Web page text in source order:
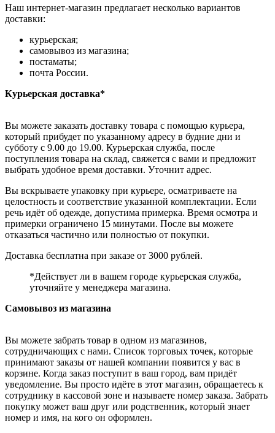
Наш интернет-магазин предлагает несколько вариантов
доставки:
курьерская;
самовывоз из магазина;
постаматы;
почта России.
Курьерская доставка*
Вы можете заказать доставку товара с помощью курьера,
который прибудет по указанному адресу в будние дни и
субботу с 9.00 до 19.00. Курьерская служба, после
поступления товара на склад, свяжется с вами и предложит
выбрать удобное время доставки. Уточнит адрес.
Вы вскрываете упаковку при курьере, осматриваете на
целостность и соответствие указанной комплектации. Если
речь идёт об одежде, допустима примерка. Время осмотра и
примерки ограничено 15 минутами. После вы можете
отказаться частично или полностью от покупки.
Доставка бесплатна при заказе от 3000 рублей.
*Действует ли в вашем городе курьерская служба,
уточняйте у менеджера магазина.
Самовывоз из магазина
Вы можете забрать товар в одном из магазинов,
сотрудничающих с нами. Список торговых точек, которые
принимают заказы от нашей компании появится у вас в
корзине. Когда заказ поступит в ваш город, вам придёт
уведомление. Вы просто идёте в этот магазин, обращаетесь к
сотруднику в кассовой зоне и называете номер заказа. Забрать
покупку может ваш друг или родственник, который знает
номер и имя, на кого он оформлен.